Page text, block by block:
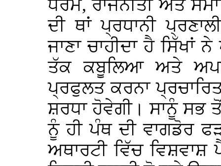
ਧਰਮ, ਰਾਜਨੀਤੀ ਅਤੇ
ਦੀ ਥਾਂ ਪ੍ਰਧਾਨੀ
ਜਾਣਾ ਚਾਹੀਦਾ ਹੈ ਸਿੱਖਾਂ
ਤੱਕ ਕਬੂਲਿਆ ਅਤੇ
ਪ੍ਰਫੁਲਤ ਕਰਨਾ
ਸ਼ਰਧਾ ਹੋਵੇਗੀ। ਸਾਨੂੰ ਸਭ
ਨੂੰ ਹੀ ਪੰਥ ਦੀ ਵਾਗਡੋਰ
ਅਥਾਰਟੀ ਵਿੱਚ